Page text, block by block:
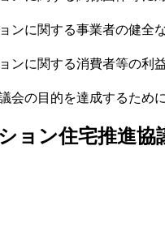
ンに関する事業者の健全
ンに関する消費者等の利
会の目的を達成するため
ョン住宅推進協